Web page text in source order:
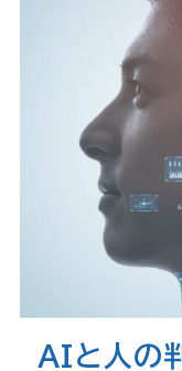
AIと人の